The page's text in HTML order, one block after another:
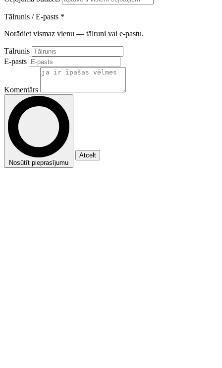
Tālrunis / E-pasts *
Norādiet vismaz vienu — tālruni vai e-pastu.
Tālrunis
E-pasts
Komentārs
Nosūtīt pieprasījumu
Atcelt